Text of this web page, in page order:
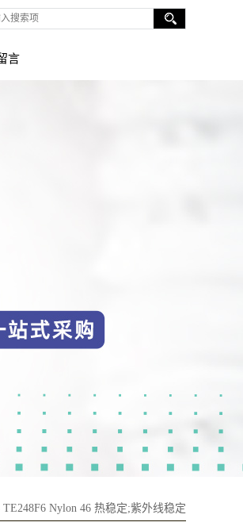
言
TE248F6 Nylon 46 热稳定;紫外线稳定